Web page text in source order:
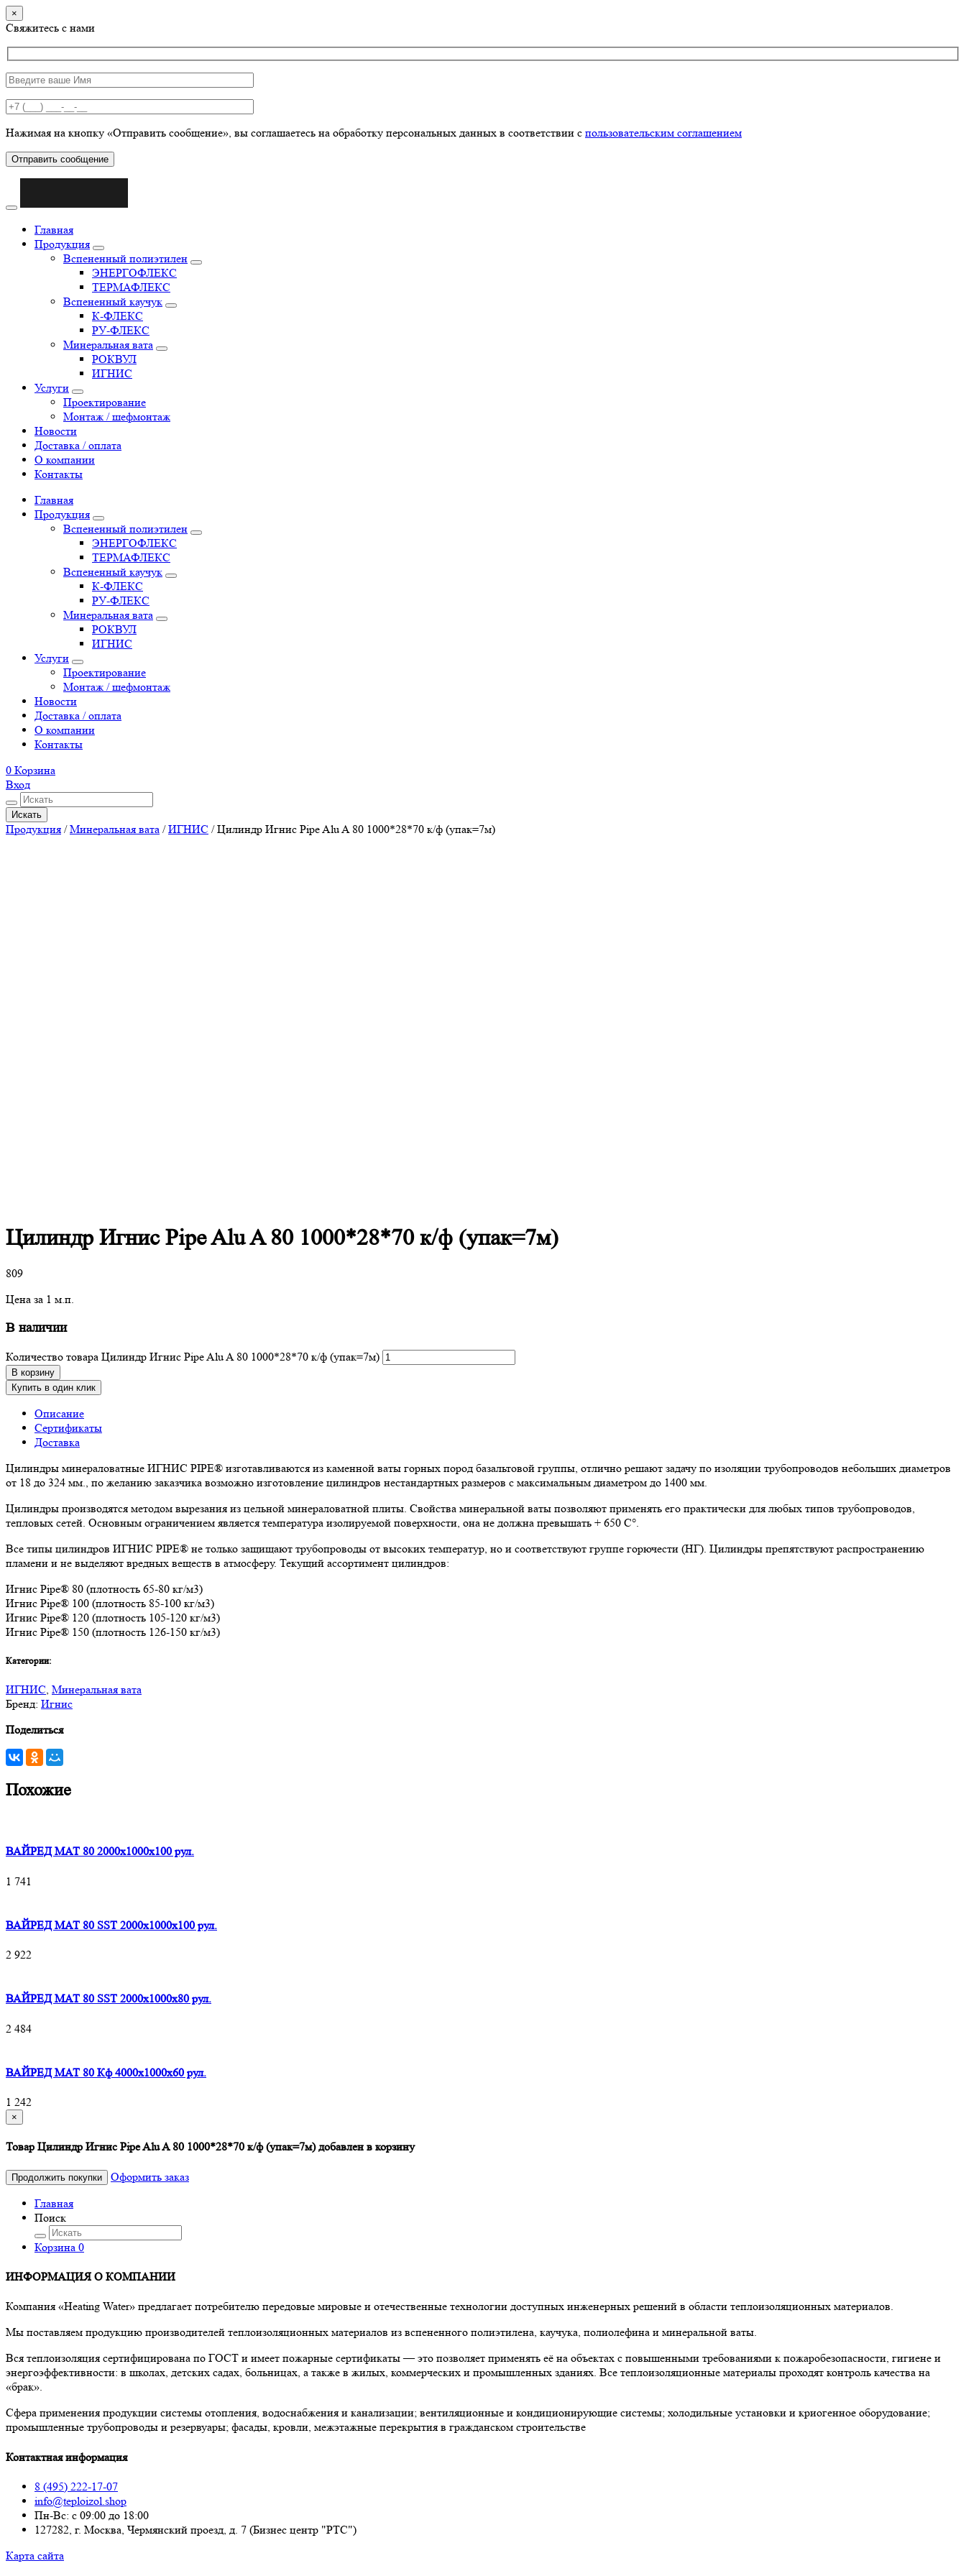
×
Свяжитесь с нами
Нажимая на кнопку «Отправить сообщение», вы соглашаетесь на обработку персональных данных в соответствии с пользовательским соглашением
Отправить сообщение
Главная
Продукция
Вспененный полиэтилен
ЭНЕРГОФЛЕКС
ТЕРМАФЛЕКС
Вспененный каучук
К-ФЛЕКС
РУ-ФЛЕКС
Минеральная вата
РОКВУЛ
ИГНИС
Услуги
Проектирование
Монтаж / шефмонтаж
Новости
Доставка / оплата
О компании
Контакты
Главная
Продукция
Вспененный полиэтилен
ЭНЕРГОФЛЕКС
ТЕРМАФЛЕКС
Вспененный каучук
К-ФЛЕКС
РУ-ФЛЕКС
Минеральная вата
РОКВУЛ
ИГНИС
Услуги
Проектирование
Монтаж / шефмонтаж
Новости
Доставка / оплата
О компании
Контакты
0 Корзина
Вход
Искать
Продукция /Минеральная вата /ИГНИС /Цилиндр Игнис Pipe Alu A 80 1000*28*70 к/ф (упак=7м)
Цилиндр Игнис Pipe Alu A 80 1000*28*70 к/ф (упак=7м)
809
Цена за 1 м.п.
В наличии
Количество товара Цилиндр Игнис Pipe Alu A 80 1000*28*70 к/ф (упак=7м)
В корзину
Купить в один клик
Описание
Сертификаты
Доставка
Цилиндры минераловатные ИГНИС PIPE® изготавливаются из каменной ваты горных пород базальтовой группы, отлично решают задачу по изоляции трубопроводов небольших диаметров
от 18 до 324 мм., по желанию заказчика возможно изготовление цилиндров нестандартных размеров с максимальным диаметром до 1400 мм.
Цилиндры производятся методом вырезания из цельной минераловатной плиты. Свойства минеральной ваты позволяют применять его практически для любых типов трубопроводов,
тепловых сетей. Основным ограничением является температура изолируемой поверхности, она не должна превышать + 650 C°.
Все типы цилиндров ИГНИС PIPE® не только защищают трубопроводы от высоких температур, но и соответствуют группе горючести (НГ). Цилиндры препятствуют распространению
пламени и не выделяют вредных веществ в атмосферу. Текущий ассортимент цилиндров:
Игнис Pipe® 80 (плотность 65-80 кг/м3)
Игнис Pipe® 100 (плотность 85-100 кг/м3)
Игнис Pipe® 120 (плотность 105-120 кг/м3)
Игнис Pipe® 150 (плотность 126-150 кг/м3)
Категории:
ИГНИС, Минеральная вата
Бренд: Игнис
Поделиться
Похожие
ВАЙРЕД МАТ 80 2000x1000x100 рул.
1 741
ВАЙРЕД МАТ 80 SST 2000x1000x100 рул.
2 922
ВАЙРЕД МАТ 80 SST 2000x1000x80 рул.
2 484
ВАЙРЕД МАТ 80 Кф 4000x1000x60 рул.
1 242
×
Товар Цилиндр Игнис Pipe Alu A 80 1000*28*70 к/ф (упак=7м) добавлен в корзину
Продолжить покупки
Оформить заказ
Главная
Поиск
Корзина 0
ИНФОРМАЦИЯ О КОМПАНИИ
Компания «Heating Water» предлагает потребителю передовые мировые и отечественные технологии доступных инженерных решений в области теплоизоляционных материалов.
Мы поставляем продукцию производителей теплоизоляционных материалов из вспененного полиэтилена, каучука, полиолефина и минеральной ваты.
Вся теплоизоляция сертифицирована по ГОСТ и имеет пожарные сертификаты — это позволяет применять её на объектах с повышенными требованиями к пожаробезопасности, гигиене и
энергоэффективности: в школах, детских садах, больницах, а также в жилых, коммерческих и промышленных зданиях. Все теплоизоляционные материалы проходят контроль качества на
«брак».
Сфера применения продукции системы отопления, водоснабжения и канализации; вентиляционные и кондиционирующие системы; холодильные установки и криогенное оборудование;
промышленные трубопроводы и резервуары; фасады, кровли, межэтажные перекрытия в гражданском строительстве
Контактная информация
8 (495) 222-17-07
info@teploizol.shop
Пн-Вс: с 09:00 до 18:00
127282, г. Москва, Чермянский проезд, д. 7 (Бизнес центр "РТС")
Карта сайта